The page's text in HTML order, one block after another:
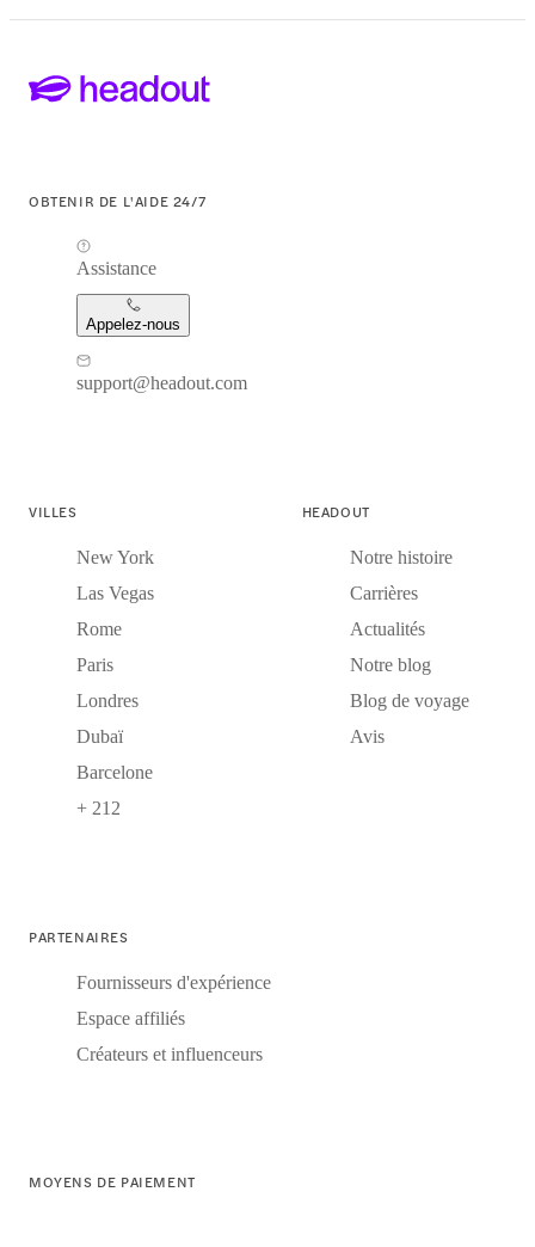
OBTENIR DE L'AIDE 24/7
Assistance
Appelez-nous
support@headout.com
VILLES
New York
Las Vegas
Rome
Paris
Londres
Dubaï
Barcelone
+ 212
HEADOUT
Notre histoire
Carrières
Actualités
Notre blog
Blog de voyage
Avis
PARTENAIRES
Fournisseurs d'expérience
Espace affiliés
Créateurs et influenceurs
MOYENS DE PAIEMENT